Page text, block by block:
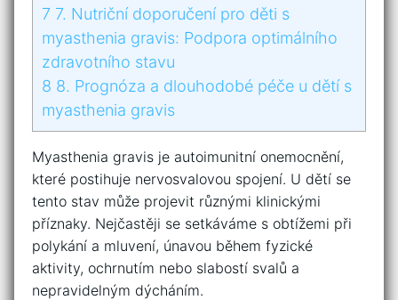
7 7. Nutriční doporučení pro děti s
myasthenia gravis: ⁢Podpora optimálního
zdravotního stavu
8 8. Prognóza a ‌dlouhodobé péče ‌u ⁢dětí‍ s
myasthenia gravis
Myasthenia gravis je autoimunitní onemocnění,⁣
které‍ postihuje nervosvalovou⁣ spojení. U dětí ⁣se
tento stav může projevit různými klinickými
příznaky. ⁢Nejčastěji se⁣ setkáváme s ⁢obtížemi při
polykání a ⁣mluvení, ​únavou během fyzické
aktivity, ochrnutím nebo‍ slabostí svalů a​
nepravidelným dýcháním.